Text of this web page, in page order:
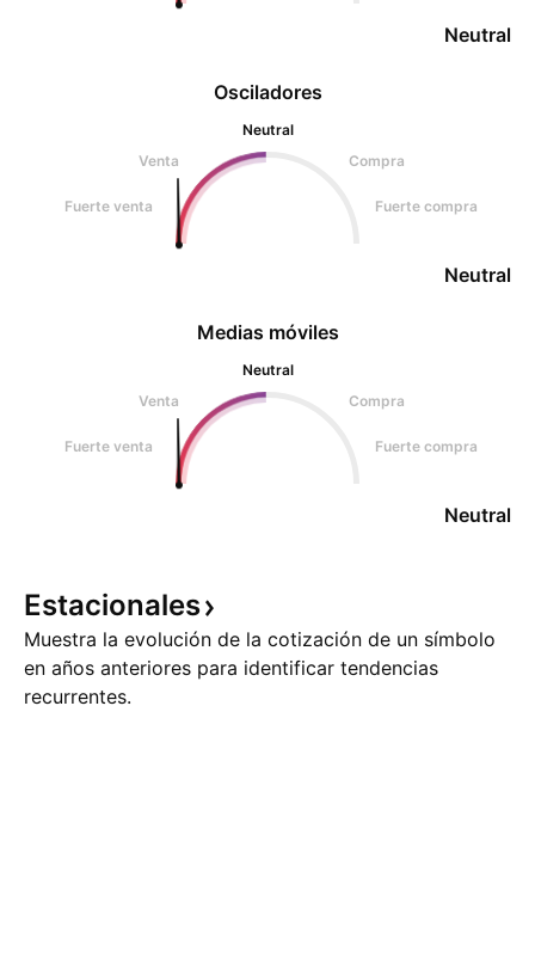
Osciladores
Neutral
Venta
Compra
Fuerte venta Fuerte compra
Neutral
Neutral
Medias móviles
Neutral
Venta
Compra
Fuerte venta Fuerte compra
Neutral
Estacionales
Muestra la evolución de la cotización de un símbolo
en años anteriores para identificar tendencias
recurrentes.